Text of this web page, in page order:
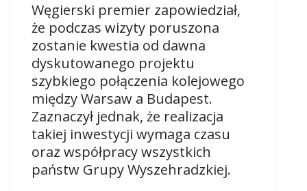
Węgierski premier zapowiedział,
że podczas wizyty poruszona
zostanie kwestia od dawna
dyskutowanego projektu
szybkiego połączenia kolejowego
między Warsaw a Budapest.
Zaznaczył jednak, że realizacja
takiej inwestycji wymaga czasu
oraz współpracy wszystkich
państw Grupy Wyszehradzkiej.